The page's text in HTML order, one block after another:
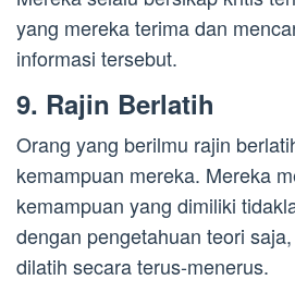
yang mereka terima dan
informasi tersebut.
9. Rajin Berlatih
Orang yang berilmu rajin
kemampuan mereka. Mereka
kemampuan yang dimiliki
dengan pengetahuan teori
dilatih secara terus-menerus.